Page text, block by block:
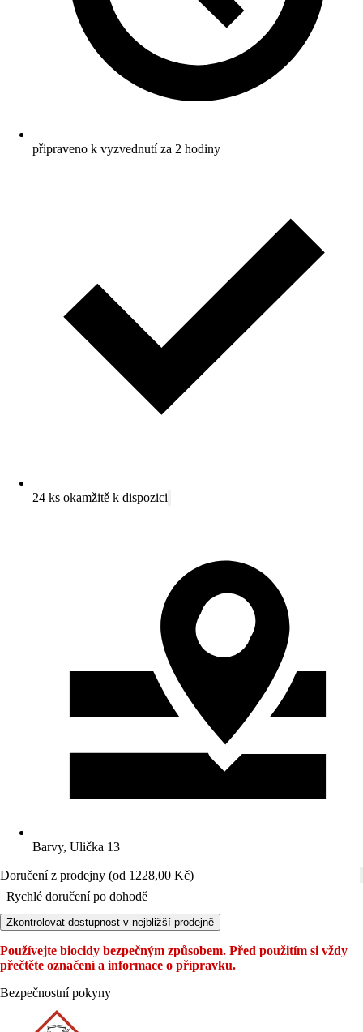
připraveno k vyzvednutí za 2 hodiny
24 ks okamžitě k dispozici
Barvy, Ulička 13
Doručení z prodejny (od 1228,00 Kč)
Rychlé doručení po dohodě
Zkontrolovat dostupnost v nejbližší prodejně
Používejte biocidy bezpečným způsobem. Před použitím si vždy
přečtěte označení a informace o přípravku.
Bezpečnostní pokyny